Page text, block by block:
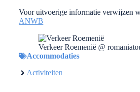
Voor uitvoerige informatie verwijzen
ANWB
Verkeer Roemenië @
Accommodaties
Activiteiten